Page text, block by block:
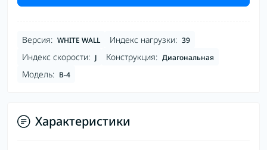
Версия: WHITE WALL Индекс нагрузки: 39
Индекс скорости: J Конструкция: Диагональная
Модель: B-4
Характеристики